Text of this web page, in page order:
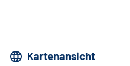
Kartenansicht